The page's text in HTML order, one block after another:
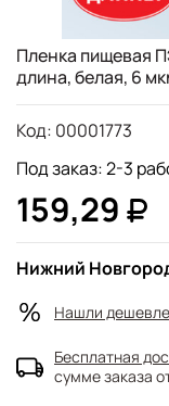
Пленка пищевая
длина, белая, 6
Под заказ: 2-3
159,29
Код: 00001773
Нижний
Нашли
Бесплатная
сумме заказа